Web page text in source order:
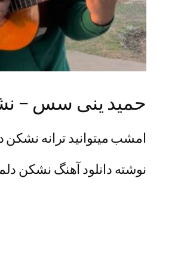
حمید ینی سس –
امشب میتوانید ترانه نشکن
نوشته دانلود آهنگ نشکن